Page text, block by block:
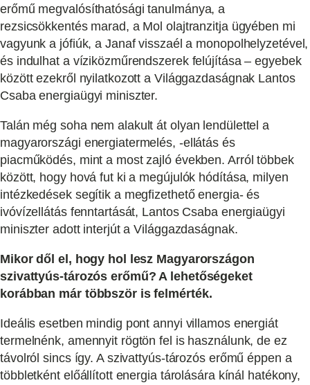
erőmű megvalósíthatósági tanulmánya, a
rezsicsökkentés marad, a Mol olajtranzitja ügyében mi
vagyunk a jófiúk, a Janaf visszaél a monopolhelyzetével,
és indulhat a víziközműrendszerek felújítása – egyebek
között ezekről nyilatkozott a Világgazdaságnak Lantos
Csaba energiaügyi miniszter.
Talán még soha nem alakult át olyan lendülettel a
magyarországi energiatermelés, -ellátás és
piacműködés, mint a most zajló években. Arról többek
között, hogy hová fut ki a megújulók hódítása, milyen
intézkedések segítik a megfizethető energia- és
ivóvízellátás fenntartását, Lantos Csaba energiaügyi
miniszter adott interjút a Világgazdaságnak.
Mikor dől el, hogy hol lesz Magyarországon
szivattyús-tározós erőmű? A lehetőségeket
korábban már többször is felmérték.
Ideális esetben mindig pont annyi villamos energiát
termelnénk, amennyit rögtön fel is használunk, de ez
távolról sincs így. A szivattyús-tározós erőmű éppen a
többletként előállított energia tárolására kínál hatékony,